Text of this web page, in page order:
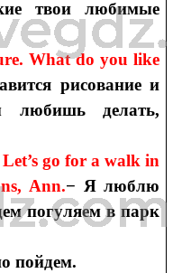
твои любимые
What do you like
рисование и
любишь делать,
go for a walk in
Ann.− Я люблю
погуляем в парк
пойдем.